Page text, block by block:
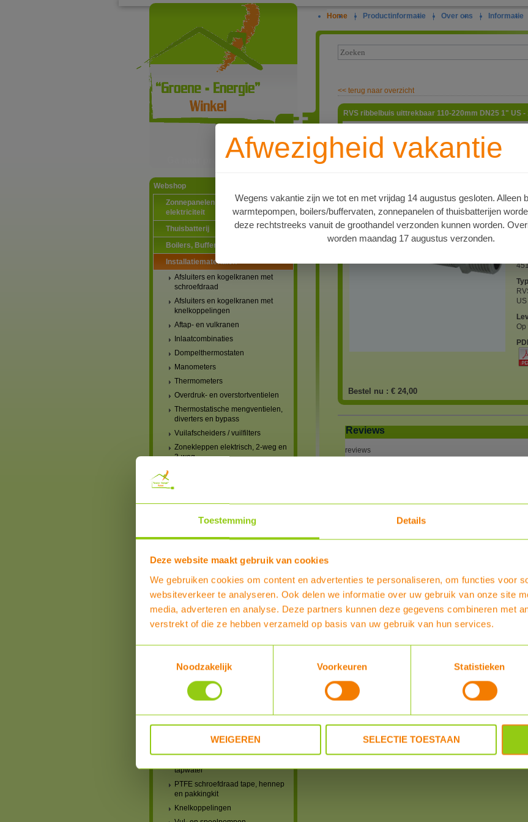
Toestemming Details
Deze website maakt gebruik van cookies
We gebruiken cookies om content en advertenties te personaliseren, om functies voor
websiteverkeer te analyseren. Ook delen we informatie over uw gebruik van onze site
media, adverteren en analyse. Deze partners kunnen deze gegevens combineren met
verstrekt of die ze hebben verzameld op basis van uw gebruik van hun services.
Noodzakelijk
Voorkeuren Statistieken
WEIGEREN SELECTIE TOESTAAN
Ga naar productinformatie
Webshop
Zonnepanelen PV-systemen
elektriciteit
Thuisbatterij
Boilers, Buffervaten en toebehoren
Installatiematerialen
Afsluiters en kogelkranen met
schroefdraad
Afsluiters en kogelkranen met
knelkoppelingen
Aftap- en vulkranen
Inlaatcombinaties
Dompelthermostaten
Manometers
Thermometers
Overdruk- en overstortventielen
Thermostatische mengventielen,
diverters en bypass
Vuilafscheiders / vuilfilters
Zonekleppen elektrisch, 2-weg en
3-weg
elektrisch
Verwarmingscircuit-set,
Blindstoppen en blindkappen met
Schroefkoppelingen 1/2"
Schroefkoppelingen 3/4"
Schroefkoppelingen 1"
Schroefkoppelingen 1 1/4"
Schroefkoppelingen 1 1/2"
Verloopadapters Uitwendige -
Inwendige Schroefdraad (US-IS)
Verloopsokken Inwendige -
Verloopnippels Uitwendige -
tapwater
PTFE schroefdraad tape, hennep
en pakkingkit
Knelkoppelingen
Home | Productinformatie | Over ons | Informatie
Afwezigheid vakantie
Wegens vakantie zijn we tot en met vrijdag 14 augustus gesloten. Alleen
warmtepompen, boilers/buffervaten, zonnepanelen of thuisbatterijen
deze rechtstreeks vanuit de groothandel verzonden kunnen worden.
worden maandag 17 augustus verzonden.
<< terug naar overzicht
RVS ribbelbuis uittrekbaar 110-220mm DN25 1" US
Op
Bestel nu : € 24,00
Reviews
reviews
SCHRIJF EEN REVIEW
REVIEWER POSTED